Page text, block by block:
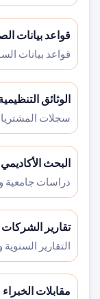
قواعد بيانات
قواعد بيانات
الوثائق
سجلات
البحث الأكاديمي
دراسات
تقارير الشركات
التقارير
مقابلات الخبراء